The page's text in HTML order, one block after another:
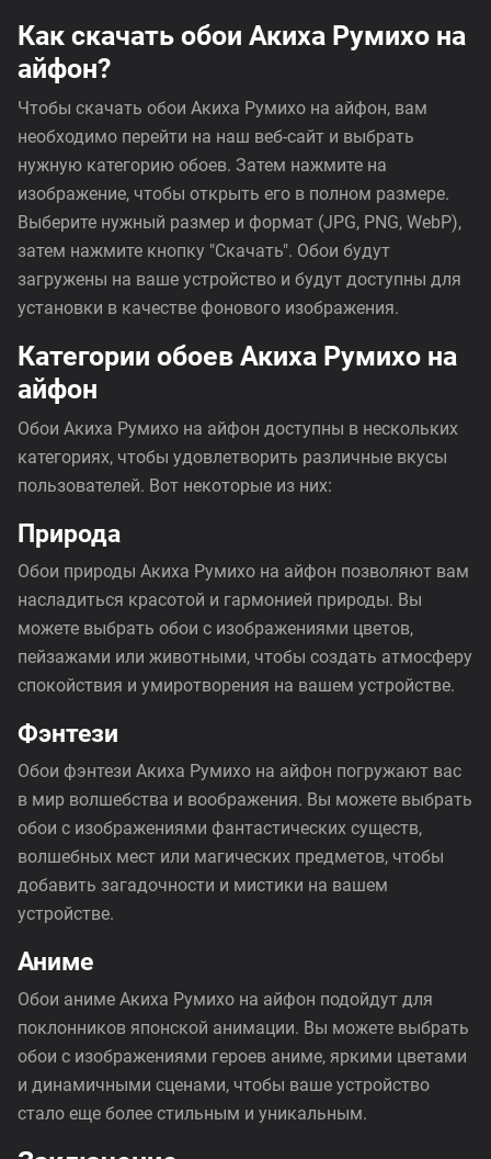
Как скачать обои Акиха Румихо на
айфон?
Чтобы скачать обои Акиха Румихо на айфон, вам
необходимо перейти на наш веб-сайт и выбрать
нужную категорию обоев. Затем нажмите на
изображение, чтобы открыть его в полном размере.
Выберите нужный размер и формат (JPG, PNG, WebP),
затем нажмите кнопку "Скачать". Обои будут
загружены на ваше устройство и будут доступны для
установки в качестве фонового изображения.
Категории обоев Акиха Румихо на
айфон
Обои Акиха Румихо на айфон доступны в нескольких
категориях, чтобы удовлетворить различные вкусы
пользователей. Вот некоторые из них:
Природа
Обои природы Акиха Румихо на айфон позволяют вам
насладиться красотой и гармонией природы. Вы
можете выбрать обои с изображениями цветов,
пейзажами или животными, чтобы создать атмосферу
спокойствия и умиротворения на вашем устройстве.
Фэнтези
Обои фэнтези Акиха Румихо на айфон погружают вас
в мир волшебства и воображения. Вы можете выбрать
обои с изображениями фантастических существ,
волшебных мест или магических предметов, чтобы
добавить загадочности и мистики на вашем
устройстве.
Аниме
Обои аниме Акиха Румихо на айфон подойдут для
поклонников японской анимации. Вы можете выбрать
обои с изображениями героев аниме, яркими цветами
и динамичными сценами, чтобы ваше устройство
стало еще более стильным и уникальным.